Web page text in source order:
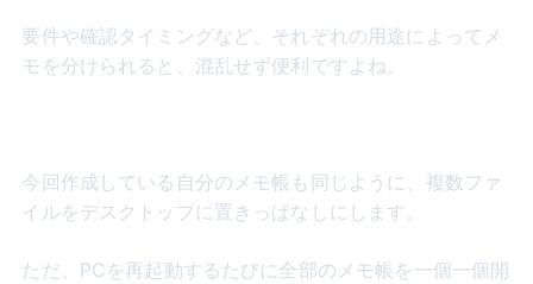
要件や確認タイミングなど、それぞれの用途によってメ
モを分けられると、混乱せず便利ですよね。
今回作成している自分のメモ帳も同じように、複数ファ
イルをデスクトップに置きっぱなしにします。
ただ、PCを再起動するたびに全部のメモ帳を一個一個開